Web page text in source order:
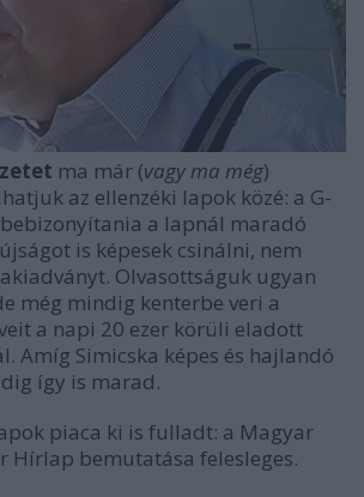
ma már (vagy ma még)
az ellenzéki lapok közé: a G-
a lapnál maradó
is képesek csinálni, nem
Olvasottságuk ugyan
még mindig kenterbe veri a
a napi 20 ezer körüli eladott
Amíg Simicska képes és hajlandó
így is marad.
piaca ki is fulladt: a Magyar
Hírlap bemutatása felesleges.